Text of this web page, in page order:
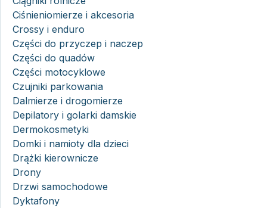
Ciśnieniomierze i akcesoria
Crossy i enduro
Części do przyczep i naczep
Części do quadów
Części motocyklowe
Czujniki parkowania
Dalmierze i drogomierze
Depilatory i golarki damskie
Dermokosmetyki
Domki i namioty dla dzieci
Drążki kierownicze
Drony
Drzwi samochodowe
Dyktafony